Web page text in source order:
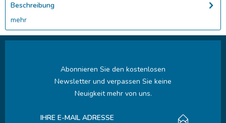
Beschreibung
mehr
Abonnieren Sie den kostenlosen
Newsletter und verpassen Sie keine
Neuigkeit mehr von uns.